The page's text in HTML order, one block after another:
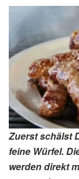
Zuerst schälst
feine Würfel.
werden direkt